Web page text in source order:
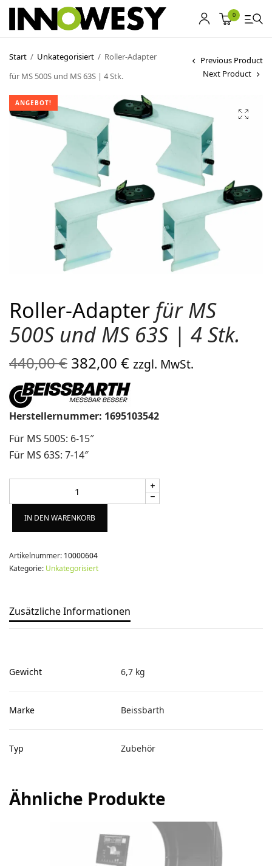
0
Start / Unkategorisiert / Roller-Adapter
für MS 500S und MS 63S | 4 Stk.
Previous Product
Next Product
ANGEBOT!
Roller-Adapter für MS
500S und MS 63S | 4 Stk.
440,00€ Ursprünglicher
Preis war:
440,00 €
382,00€Aktueller
Preis ist:
382,00 €.
zzgl. MwSt.
Herstellernummer: 1695103542
Für MS 500S: 6-15″
Für MS 63S: 7-14″
IN DEN WARENKORB
Artikelnummer: 10000604
Kategorie: Unkategorisiert
Zusätzliche Informationen
Gewicht 6,7 kg
Marke Beissbarth
Typ Zubehör
Ähnliche Produkte
Shop
Gebrauchtmarkt
Sonderposten